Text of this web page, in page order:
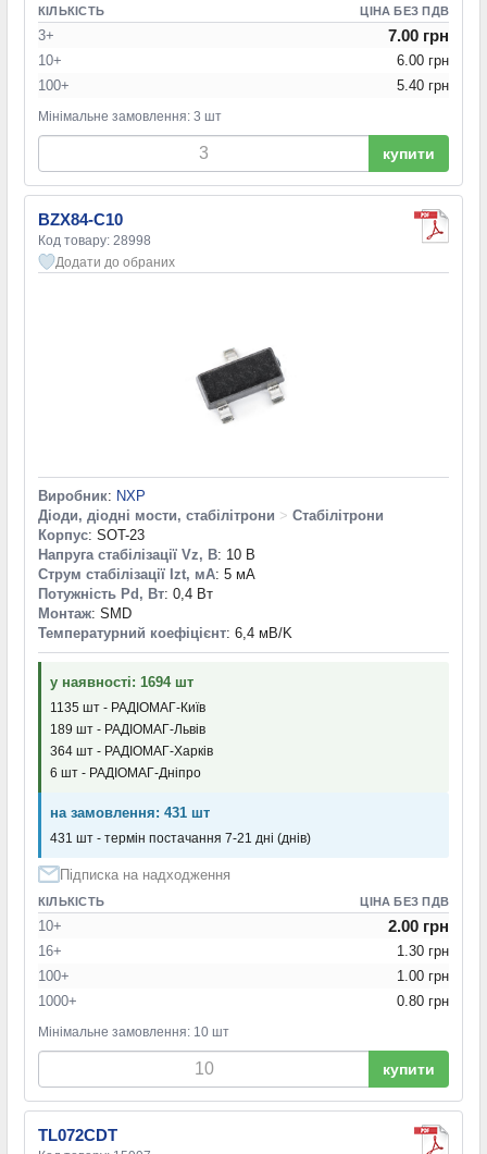
КІЛЬКІСТЬ ЦІНА БЕЗ ПДВ
3+ 7.00 грн
10+
6.00 грн
100+
5.40 грн
Мінімальне замовлення: 3 шт
купити
BZX84-C10
Код товару: 28998
Додати до обраних
Виробник: NXP
Діоди, діодні мости, стабілітрони > Стабілітрони
Корпус: SOT-23
Напруга стабілізації Vz, В: 10 В
Струм стабілізації Izt, мА: 5 мА
Потужність Pd, Вт: 0,4 Вт
Монтаж: SMD
Температурний коефіцієнт: 6,4 мВ/K
у наявності: 1694 шт
1135 шт - РАДІОМАГ-Київ
189 шт - РАДІОМАГ-Львів
364 шт - РАДІОМАГ-Харків
6 шт - РАДІОМАГ-Дніпро
на замовлення: 431 шт
431 шт - термін постачання 7-21 дні (днів)
Підписка на надходження
КІЛЬКІСТЬ ЦІНА БЕЗ ПДВ
10+ 2.00 грн
16+
1.30 грн
100+
1.00 грн
1000+
0.80 грн
Мінімальне замовлення: 10 шт
купити
TL072CDT